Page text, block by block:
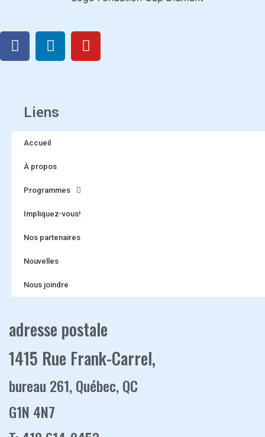
Liens
Accueil
À propos
Programmes
Impliquez-vous!
Nos partenaires
Nouvelles
Nous joindre
adresse postale
1415 Rue Frank-Carrel,
bureau 261, Québec, QC
G1N 4N7